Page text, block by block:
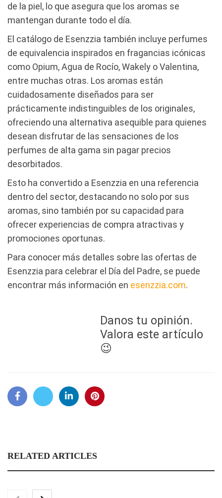
de la piel, lo que asegura que los aromas se
mantengan durante todo el día.
El catálogo de Esenzzia también incluye perfumes
de equivalencia inspirados en fragancias icónicas
como Opium, Agua de Rocío, Wakely o Valentina,
entre muchas otras. Los aromas están
cuidadosamente diseñados para ser
prácticamente indistinguibles de los originales,
ofreciendo una alternativa asequible para quienes
desean disfrutar de las sensaciones de los
perfumes de alta gama sin pagar precios
desorbitados.
Esto ha convertido a Esenzzia en una referencia
dentro del sector, destacando no solo por sus
aromas, sino también por su capacidad para
ofrecer experiencias de compra atractivas y
promociones oportunas.
Para conocer más detalles sobre las ofertas de
Esenzzia para celebrar el Día del Padre, se puede
encontrar más información en esenzzia.com.
Danos tu opinión.
Valora este artículo
😉
RELATED ARTICLES